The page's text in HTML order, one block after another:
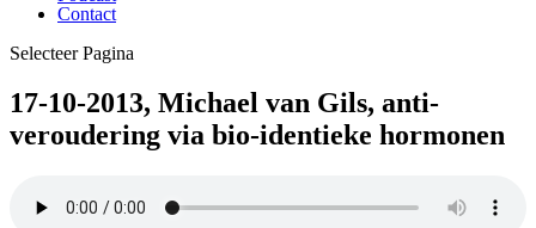
Contact
Selecteer Pagina
17-10-2013, Michael van Gils, anti-
veroudering via bio-identieke hormonen